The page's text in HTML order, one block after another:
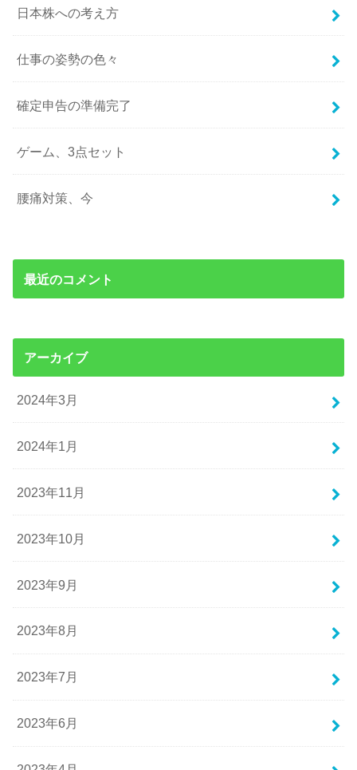
日本株への考え方
仕事の姿勢の色々
確定申告の準備完了
ゲーム、3点セット
腰痛対策、今
最近のコメント
アーカイブ
2024年3月
2024年1月
2023年11月
2023年10月
2023年9月
2023年8月
2023年7月
2023年6月